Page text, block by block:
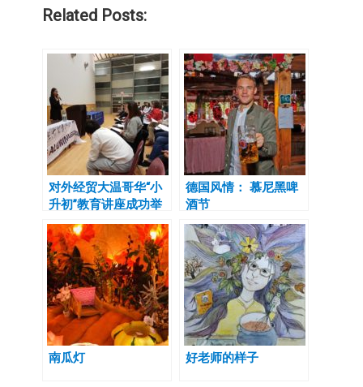
Related Posts:
对外经贸大温哥华“小
升初”教育讲座成功举
办
德国风情： 慕尼黑啤
酒节
南瓜灯 好老师的样子